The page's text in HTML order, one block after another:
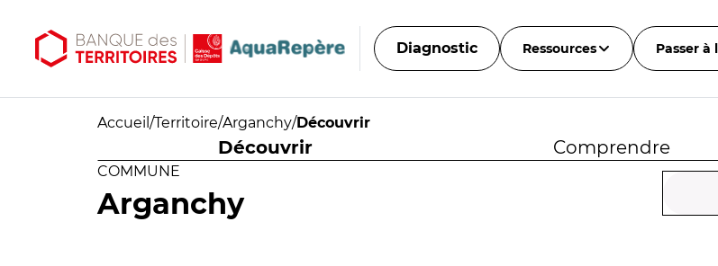
Diagnostic Ressources Passer à
Accueil /Territoire/Arganchy/Découvrir
Découvrir Comprendre
COMMUNE
Arganchy